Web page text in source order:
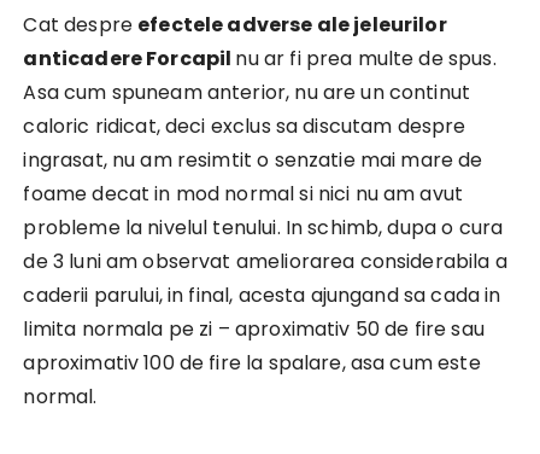
Cat despre efectele adverse ale jeleurilor
anticadere Forcapil nu ar fi prea multe de spus.
Asa cum spuneam anterior, nu are un continut
caloric ridicat, deci exclus sa discutam despre
ingrasat, nu am resimtit o senzatie mai mare de
foame decat in mod normal si nici nu am avut
probleme la nivelul tenului. In schimb, dupa o cura
de 3 luni am observat ameliorarea considerabila a
caderii parului, in final, acesta ajungand sa cada in
limita normala pe zi – aproximativ 50 de fire sau
aproximativ 100 de fire la spalare, asa cum este
normal.